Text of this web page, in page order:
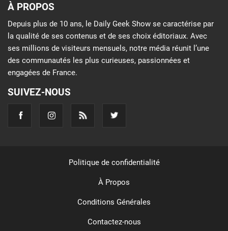
À PROPOS
Depuis plus de 10 ans, le Daily Geek Show se caractérise par
la qualité de ses contenus et de ses choix éditoriaux. Avec
ses millions de visiteurs mensuels, notre média réunit l’une
des communautés les plus curieuses, passionnées et
engagées de France.
SUIVEZ-NOUS
Politique de confidentialité
À Propos
Conditions Générales
Contactez-nous